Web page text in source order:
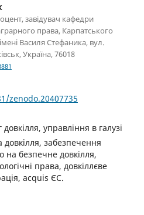
завідувач кафедри
права, Карпатського
Василя Стефаника, вул.
Україна, 76018
zenodo.20407735
довкілля, управління в галузі
забезпечення
на безпечне довкілля,
права, довкіллєве
аcquis ЄС.